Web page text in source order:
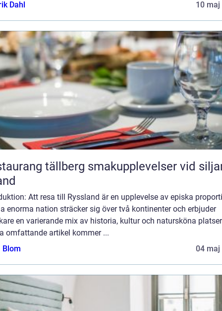
Dahl
10 maj
tällberg smakupplevelser vid siljans
Att resa till Ryssland är en upplevelse av episka
enorma nation sträcker sig över två kontinenter och erbjuder
en varierande mix av historia, kultur och natursköna
omfattande artikel kommer ...
Blom
04 maj